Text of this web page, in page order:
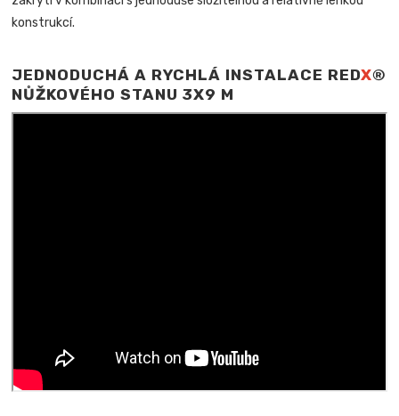
konstrukcí.
JEDNODUCHÁ A RYCHLÁ INSTALACE REDX®
NŮŽKOVÉHO STANU 3X9 M